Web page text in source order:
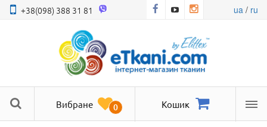
+38(098) 388 31 81 ua/ ru
Вибране 0 Кошик